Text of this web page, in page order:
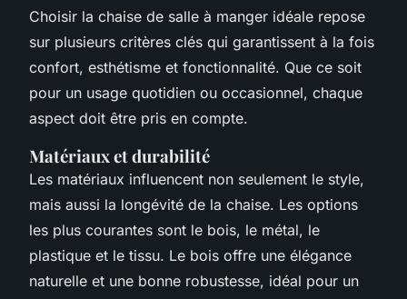
Choisir la chaise de salle à manger idéale repose
sur plusieurs critères clés qui garantissent à la fois
confort, esthétisme et fonctionnalité. Que ce soit
pour un usage quotidien ou occasionnel, chaque
aspect doit être pris en compte.
Matériaux et durabilité
Les matériaux influencent non seulement le style,
mais aussi la longévité de la chaise. Les options
les plus courantes sont le bois, le métal, le
plastique et le tissu. Le bois offre une élégance
naturelle et une bonne robustesse, idéal pour un